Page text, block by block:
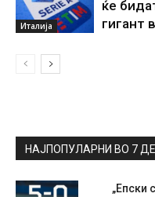
Италија
ќе
гигант
НАЈПОПУЛАРНИ ВО 7
„Епски